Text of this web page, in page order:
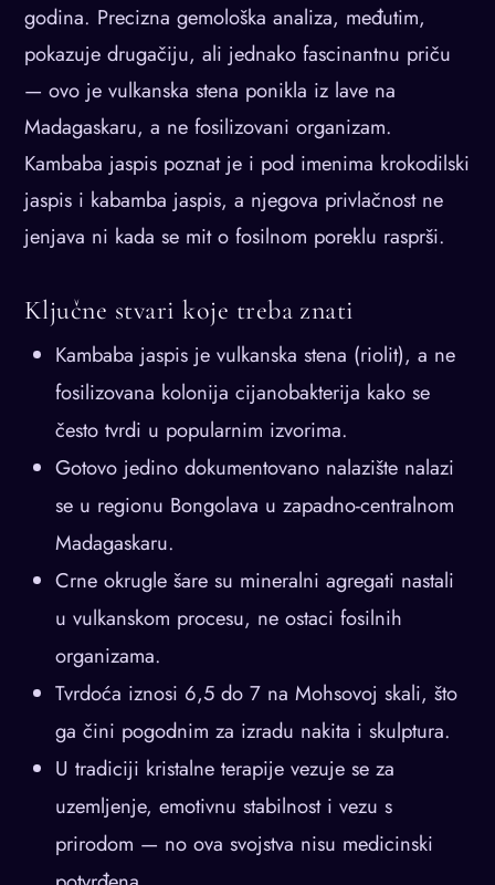
godina. Precizna gemološka analiza, međutim,
pokazuje drugačiju, ali jednako fascinantnu priču
— ovo je vulkanska stena ponikla iz lave na
Madagaskaru, a ne fosilizovani organizam.
Kambaba jaspis poznat je i pod imenima krokodilski
jaspis i kabamba jaspis, a njegova privlačnost ne
jenjava ni kada se mit o fosilnom poreklu rasprši.
Ključne stvari koje treba znati
Kambaba jaspis je vulkanska stena (riolit), a ne
fosilizovana kolonija cijanobakterija kako se
često tvrdi u popularnim izvorima.
Gotovo jedino dokumentovano nalazište nalazi
se u regionu Bongolava u zapadno-centralnom
Madagaskaru.
Crne okrugle šare su mineralni agregati nastali
u vulkanskom procesu, ne ostaci fosilnih
organizama.
Tvrdoća iznosi 6,5 do 7 na Mohsovoj skali, što
ga čini pogodnim za izradu nakita i skulptura.
U tradiciji kristalne terapije vezuje se za
uzemljenje, emotivnu stabilnost i vezu s
prirodom — no ova svojstva nisu medicinski